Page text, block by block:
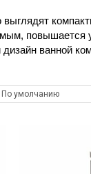
повышается
ванной